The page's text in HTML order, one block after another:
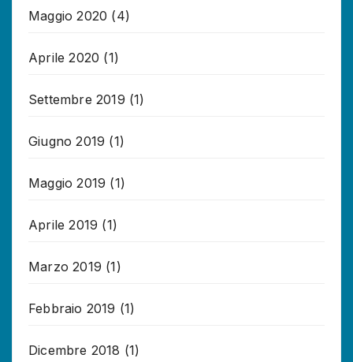
Maggio 2020 (4)
Aprile 2020 (1)
Settembre 2019 (1)
Giugno 2019 (1)
Maggio 2019 (1)
Aprile 2019 (1)
Marzo 2019 (1)
Febbraio 2019 (1)
Dicembre 2018 (1)